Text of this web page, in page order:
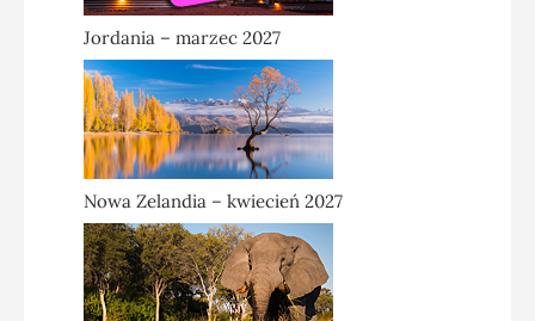
Jordania – marzec 2027
Nowa Zelandia – kwiecień 2027